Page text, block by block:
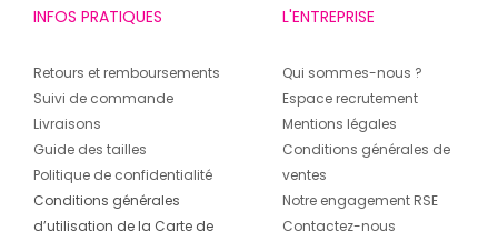
INFOS PRATIQUES
Retours et remboursements
Suivi de commande
Livraisons
Guide des tailles
Politique de confidentialité
Conditions générales
d’utilisation de la Carte de
L'ENTREPRISE
Qui sommes-nous ?
Espace recrutement
Mentions légales
Conditions générales de
ventes
Notre engagement RSE
Contactez-nous